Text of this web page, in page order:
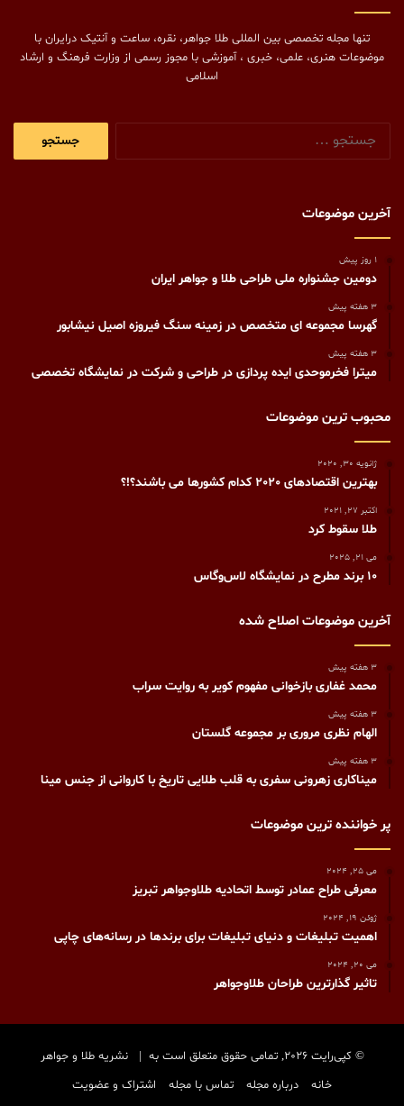
تنها مجله تخصصی بین المللی طلا جواهر، نقره، ساعت و آنتیک درایران با
موضوعات هنری، علمی، خبری ، آموزشی با مجوز رسمی از وزارت فرهنگ و ارشاد
اسلامی
آخرین موضوعات
1 روز پیش
دومین جشنواره ملی طراحی طلا و جواهر ایران
3 هفته پیش
گهرسا مجموعه ای متخصص در زمینه سنگ فیروزه اصیل نیشابور
3 هفته پیش
میترا فخرموحدی ایده پردازی در طراحی و شرکت در نمایشگاه تخصصی
محبوب ترین موضوعات
ژانویه 30, 2020
بهترین اقتصادهای 2020 کدام کشورها می باشند؟!؟
اکتبر 27, 2021
طلا سقوط کرد
می 21, 2025
10 برند مطرح در نمایشگاه لاس‌وگاس
آخرین موضوعات اصلاح شده
3 هفته پیش
محمد غفاری بازخوانی مفهوم کویر به روایت سراب
3 هفته پیش
الهام نظری مروری بر مجموعه گلستان
3 هفته پیش
میناکاری زهرونی سفری به قلب طلایی تاریخ با کاروانی از جنس مینا
پر خواننده ترین موضوعات
می 25, 2024
معرفی طراح عمادر توسط اتحادیه طلاوجواهر تبریز
ژوئن 19, 2024
اهمیت تبلیغات و دنیای تبلیغات برای برندها در رسانه‌های چاپی
می 20, 2024
تاثیر گذارترین طراحان طلاوجواهر
© کپی‌رایت 2026, تمامی حقوق متعلق است به |
نشریه طلا و جواهر
خانه
درباره مجله تماس با مجله اشتراک و عضویت